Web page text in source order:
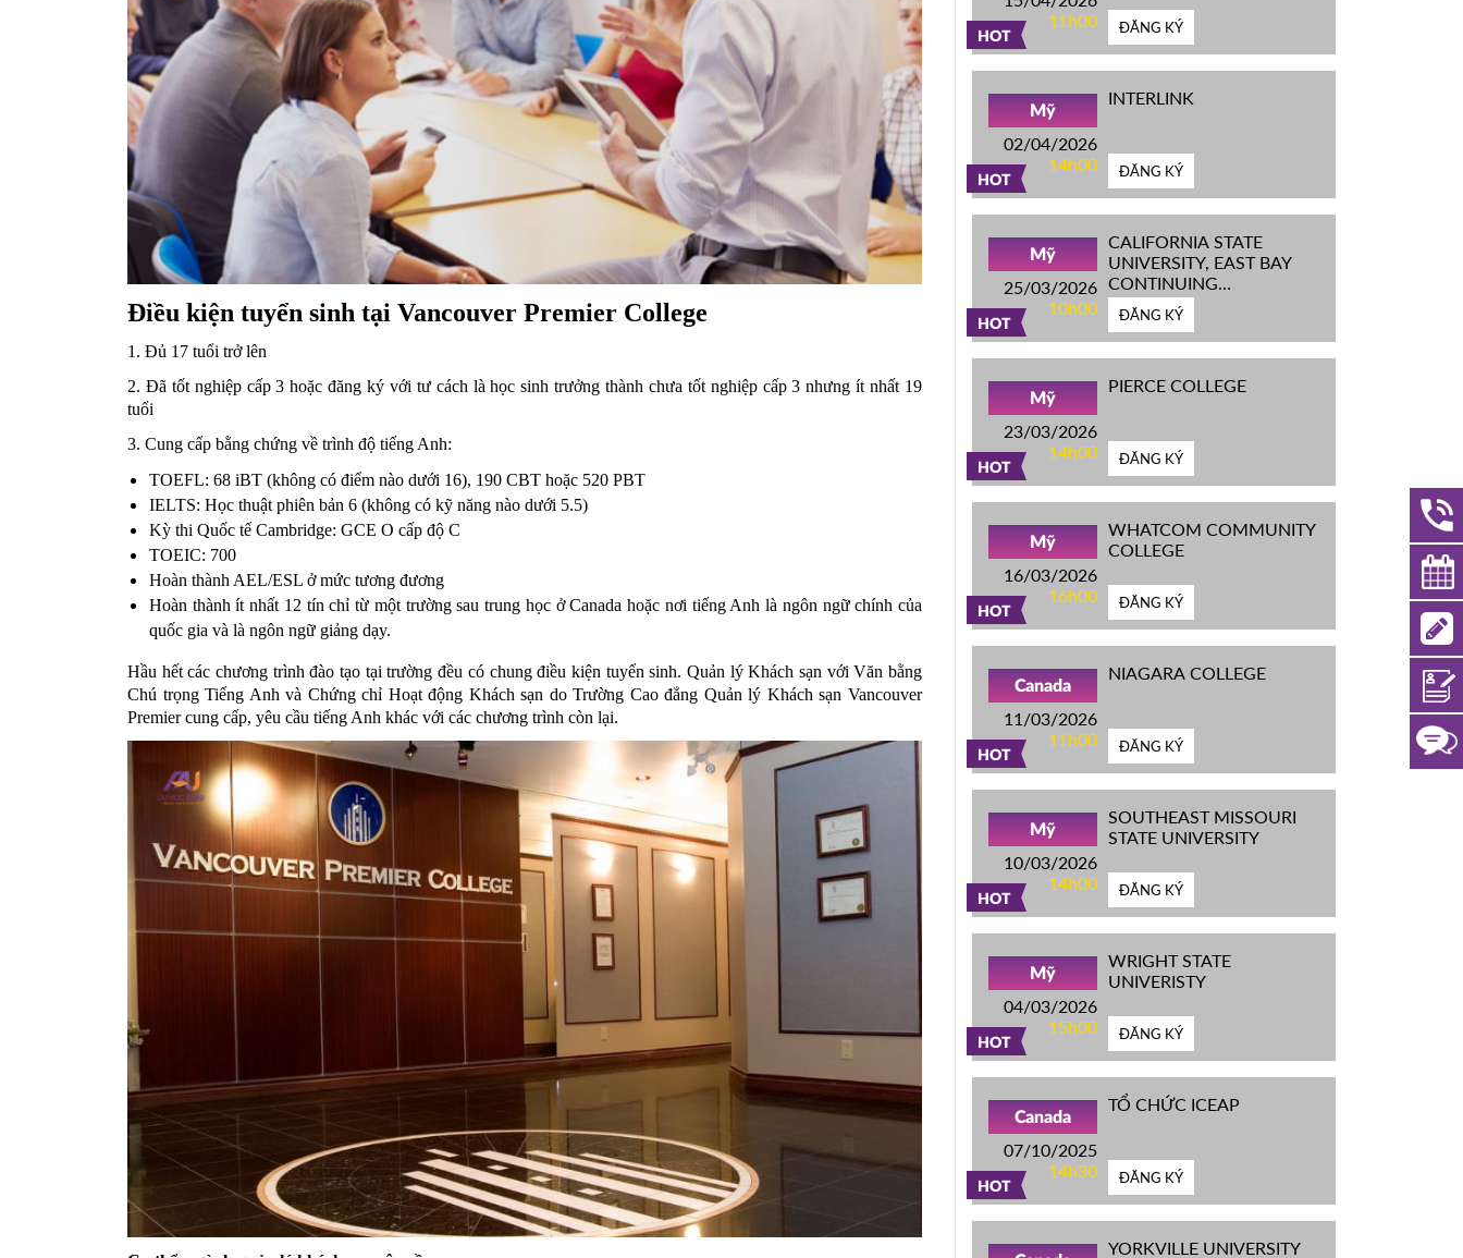
Điều kiện tuyển sinh tại Vancouver Premier College
1. Đủ 17 tuổi trở lên
2. Đã tốt nghiệp cấp 3 hoặc đăng ký với tư cách là học sinh trưởng thành chưa tốt nghiệp cấp 3 nhưng ít nhất 19
tuổi
3. Cung cấp bằng chứng về trình độ tiếng Anh:
TOEFL: 68 iBT (không có điểm nào dưới 16), 190 CBT hoặc 520 PBT
IELTS: Học thuật phiên bản 6 (không có kỹ năng nào dưới 5.5)
Kỳ thi Quốc tế Cambridge: GCE O cấp độ C
TOEIC: 700
Hoàn thành AEL/ESL ở mức tương đương
Hoàn thành ít nhất 12 tín chỉ từ một trường sau trung học ở Canada hoặc nơi tiếng Anh là ngôn ngữ chính của
quốc gia và là ngôn ngữ giảng dạy.
Hầu hết các chương trình đào tạo tại trường đều có chung điều kiện tuyển sinh. Quản lý Khách sạn với Văn bằng
Chú trọng Tiếng Anh và Chứng chỉ Hoạt động Khách sạn do Trường Cao đẳng Quản lý Khách sạn Vancouver
Premier cung cấp, yêu cầu tiếng Anh khác với các chương trình còn lại.
HOT
11h00
ĐĂNG KÝ
HOT
Mỹ
02/04/2026
14h00
INTERLINK
ĐĂNG KÝ
HOT
Mỹ
25/03/2026
10h00
CALIFORNIA STATE
UNIVERSITY, EAST BAY
CONTINUING
EDUCATION
ĐĂNG KÝ
HOT
Mỹ
23/03/2026
14h00
PIERCE COLLEGE
ĐĂNG KÝ
HOT
Mỹ
16/03/2026
16h00
WHATCOM COMMUNITY
COLLEGE
ĐĂNG KÝ
HOT
Canada
11/03/2026
11h00
NIAGARA COLLEGE
ĐĂNG KÝ
HOT
Mỹ
10/03/2026
14h00
SOUTHEAST MISSOURI
STATE UNIVERSITY
ĐĂNG KÝ
HOT
Mỹ
04/03/2026
15h00
WRIGHT STATE
UNIVERISTY
ĐĂNG KÝ
HOT
Canada
07/10/2025
14h30
TỔ CHỨC ICEAP
ĐĂNG KÝ
YORKVILLE UNIVERSITY